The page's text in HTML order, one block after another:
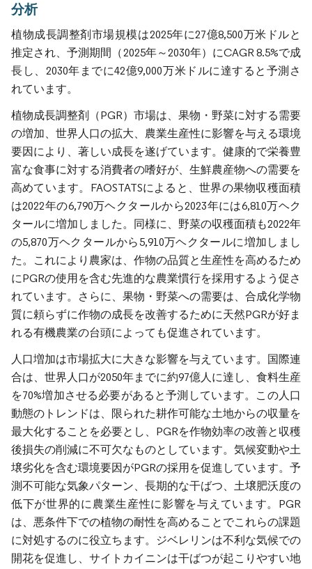
分析
植物成長調整剤市場規模は2025年に27億8,500万米ドルと
推定され、予測期間（2025年～2030年）にCAGR 8.5%で成
長し、2030年までに42億9,000万米ドルに達すると予測さ
れています。
植物成長調整剤（PGR）市場は、果物・野菜に対する需要
の増加、世界人口の拡大、農業生産性に影響を与える環境
要因により、著しい成長を遂げています。健康的で栄養豊
富な食事に対する消費者の嗜好が、生鮮農産物への需要を
高めています。FAOSTATSによると、世界の果物収穫面積
は2022年の6,790万ヘクタールから2023年には6,810万ヘク
タールに増加しました。同様に、野菜の収穫面積も2022年
の5,870万ヘクタールから5,910万ヘクタールに増加しまし
た。これにより農家は、作物の品質と生産性を高めるため
にPGRの使用を含む先進的な農業慣行を採用するよう促さ
れています。さらに、果物・野菜への需要は、合成化学物
質に頼らずに作物の成長を改善するために天然PGRが好ま
れる有機農業の台頭によっても促進されています。
人口増加は市場拡大に大きな影響を与えています。国際連
合は、世界人口が2050年までに約97億人に達し、食料生産
を70%増加させる必要があると予測しています。この人口
動態のトレンドは、限られた耕作可能な土地からの収量を
最大化することを必要とし、PGRを作物効率の改善と収穫
後損失の削減に不可欠なものとしています。気候変動や土
壌劣化を含む環境要因がPGRの採用を促進しています。予
測不可能な気象パターン、長期的な干ばつ、土壌肥沃度の
低下が世界的に農業生産性に影響を与えています。PGR
は、悪条件下での植物の耐性を高めることでこれらの課題
に対処するのに役立ちます。ジベレリンは不利な気候での
開花を促進し、サイトカイニンは干ばつが起こりやすい地